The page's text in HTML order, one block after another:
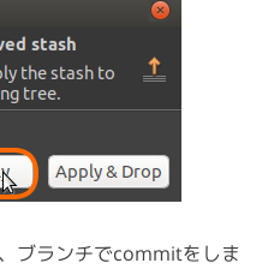
ブランチでcommitをしま